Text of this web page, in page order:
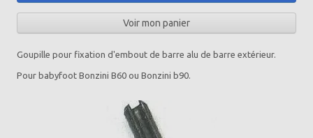
Voir mon panier
Goupille pour fixation d'embout de barre alu de barre extérieur.
Pour babyfoot Bonzini B60 ou Bonzini b90.